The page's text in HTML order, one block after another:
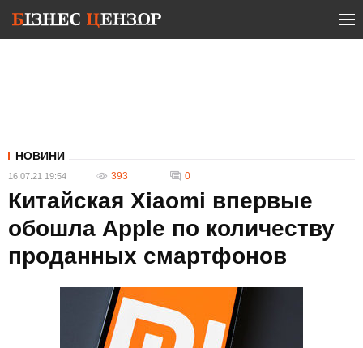
НОВИНИ
16.07.21 19:54 393 0
Китайская Xiaomi впервые
обошла Apple по количеству
проданных смартфонов